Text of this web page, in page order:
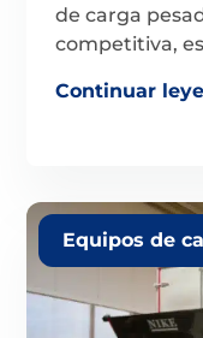
de carga
competitiva,
Continuar
Equipos de